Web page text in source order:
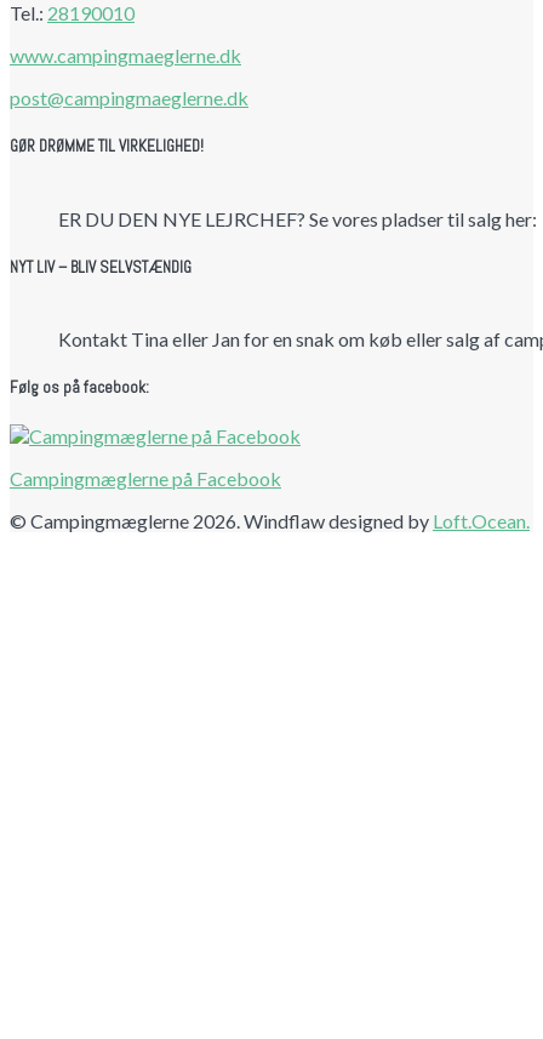
Tel.: 28190010
www.campingmaeglerne.dk
post@campingmaeglerne.dk
GØR DRØMME TIL VIRKELIGHED!
ER DU DEN NYE LEJRCHEF? Se vores pladser til salg her:
NYT LIV – BLIV SELVSTÆNDIG
Kontakt Tina eller Jan for en snak om køb eller salg af
Følg os på facebook:
Campingmæglerne på Facebook
© Campingmæglerne 2026. Windflaw designed by Loft.Ocean.